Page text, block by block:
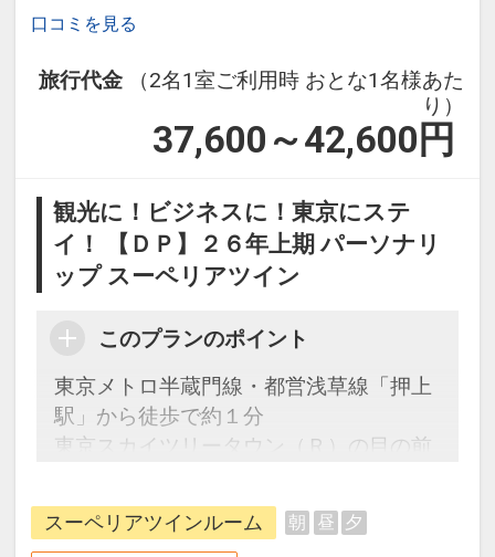
30日
200000018299
◆眺望なし（窓にフィルム、建物内側）
階数に関わらず眺望は望めません。
※階数指定、眺望指定のリクエストはお
受けいたしかねますので予めご了承くだ
※お部屋の空調は全館一括管理でござい
ます。お部屋毎の冷房・暖房の切り替え
はいたしかねますので予めご了承くださ
することがありますので予めご了承いた
だきますようお願いいたします。
る】場合は必ずご連絡をお願いいたしま
す。
口コミを見る
旅行代金
（2名1室ご利用時 おとな1名様あた
り）
37,600～42,600 円
観光に！ビジネスに！東京にステ
イ！ 【ＤＰ】２６年上期 パーソナリ
ップ スーペリアツイン
このプランのポイント
東京メトロ半蔵門線・都営浅草線「押上
駅」から徒歩で約１分
東京スカイツリータウン（Ｒ）の目の前
もちろん、観光でも時間に”ゆとり”がう
まれます。
スーペリアツインルーム 朝 昼 夕